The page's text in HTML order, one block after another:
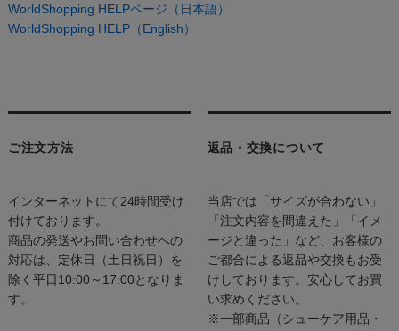
WorldShopping HELPページ（日本語）
WorldShopping HELP（English）
ご注文方法
インターネットにて24時間受け
付けております。
商品の発送やお問い合わせへの
対応は、定休日（土日祝日）を
除く平日10:00～17:00となりま
す。
返品・交換について
当店では「サイズが合わない」
「注文内容を間違えた」「イメ
ージと違った」など、お客様の
ご都合による返品や交換もお受
けしております。安心してお買
い求めください。
※一部商品（シューケア用品・